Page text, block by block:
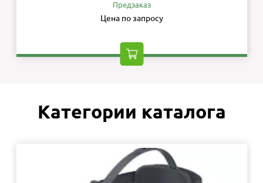
Предзаказ
Цена по запросу
Категории каталога